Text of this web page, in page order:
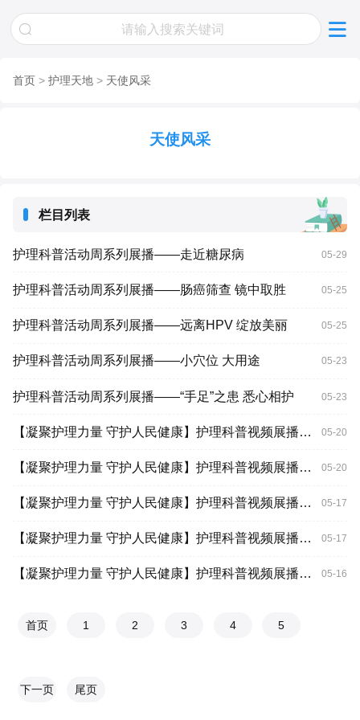
首页 > 护理天地 > 天使风采
天使风采
栏目列表
护理科普活动周系列展播——走近糖尿病 05-29
护理科普活动周系列展播——肠癌筛查 镜中取胜 05-25
护理科普活动周系列展播——远离HPV 绽放美丽 05-25
护理科普活动周系列展播——小穴位 大用途 05-23
护理科普活动周系列展播——“手足”之患 悉心相护 05-23
【凝聚护理力量 守护人民健康】护理科普视频展播：教您腹式呼吸改善肺功能 05-20
【凝聚护理力量 守护人民健康】护理科普视频展播：正确佩戴口罩的注意事项 05-20
【凝聚护理力量 守护人民健康】护理科普视频展播：教您如何正确洗手 05-17
【凝聚护理力量 守护人民健康】护理科普视频展播：急性胃肠炎的预防 05-17
【凝聚护理力量 守护人民健康】护理科普视频展播：甲亢患者服药期间是否可以停药或者减少剂量？ 05-16
首页 1 2 3 4 5
下一页 尾页